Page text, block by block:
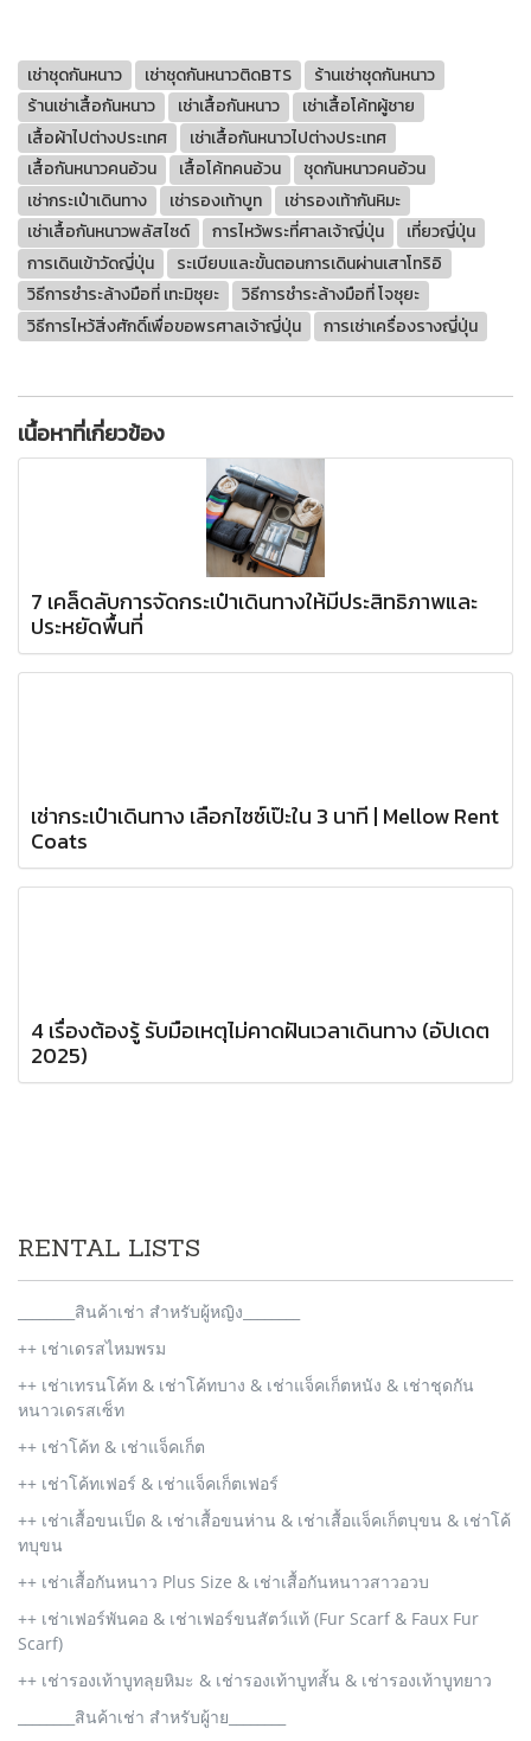
เช่าชุดกันหนาว เช่าชุดกันหนาวติดBTS
ร้านเช่าชุดกันหนาว
ร้านเช่าเสื้อกันหนาว
เช่าเสื้อกันหนาว
เช่าเสื้อโค้ทผู้ชาย
เสื้อผ้าไปต่างประเทศ
เช่าเสื้อกันหนาวไปต่างประเทศ
เสื้อกันหนาวคนอ้วน
เสื้อโค้ทคนอ้วน
ชุดกันหนาวคนอ้วน
เช่ากระเป๋าเดินทาง
เช่ารองเท้าบูท
เช่ารองเท้ากันหิมะ
เช่าเสื้อกันหนาวพลัสไซด์
การไหว้พระที่ศาลเจ้าญี่ปุ่น
เที่ยวญี่ปุ่น
การเดินเข้าวัดญี่ปุ่น
ระเบียบและขั้นตอนการเดินผ่านเสาโทริอิ
วิธีการชำระล้างมือที่ เทะมิซุยะ
วิธีการชำระล้างมือที่ โจซุยะ
วิธีการไหว้สิ่งศักดิ์เพื่อขอพรศาลเจ้าญี่ปุ่น
การเช่าเครื่องรางญี่ปุ่น
เนื้อหาที่เกี่ยวข้อง
7 เคล็ดลับการจัดกระเป๋าเดินทางให้มีประสิทธิภาพและ
ประหยัดพื้นที่
เช่ากระเป๋าเดินทาง เลือกไซซ์เป๊ะใน 3 นาที | Mellow Rent
Coats
4 เรื่องต้องรู้ รับมือเหตุไม่คาดฝันเวลาเดินทาง (อัปเดต
2025)
RENTAL LISTS
________สินค้าเช่า สำหรับผู้หญิง________
++ เช่าเดรสไหมพรม
++ เช่าเทรนโค้ท & เช่าโค้ทบาง & เช่าแจ็คเก็ตหนัง & เช่าชุดกัน
หนาวเดรสเซ็ท
++ เช่าโค้ท & เช่าแจ็คเก็ต
++ เช่าโค้ทเฟอร์ & เช่าแจ็คเก็ตเฟอร์
++ เช่าเสื้อขนเป็ด & เช่าเสื้อขนห่าน & เช่าเสื้อแจ็คเก็ตบุขน & เช่าโค้
ทบุขน
++ เช่าเสื้อกันหนาว Plus Size & เช่าเสื้อกันหนาวสาวอวบ
++ เช่าเฟอร์พันคอ & เช่าเฟอร์ขนสัตว์แท้ (Fur Scarf & Faux Fur
Scarf)
++ เช่ารองเท้าบูทลุยหิมะ & เช่ารองเท้าบูทสั้น & เช่ารองเท้าบูทยาว
________สินค้าเช่า สำหรับผู้าย________